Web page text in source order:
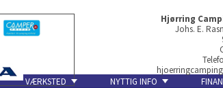
Hjørring
Johs. E.
VÆRKSTED NYTTIG INFO